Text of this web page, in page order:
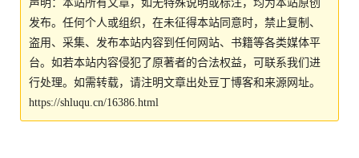
声明：本站所有文章，如无特殊说明或标注，均为本站原创
发布。任何个人或组织，在未征得本站同意时，禁止复制、
盗用、采集、发布本站内容到任何网站、书籍等各类媒体平
台。如若本站内容侵犯了原著者的合法权益，可联系我们进
行处理。如需转载，请注明文章出处豆丁博客和来源网址。
https://shluqu.cn/16386.html